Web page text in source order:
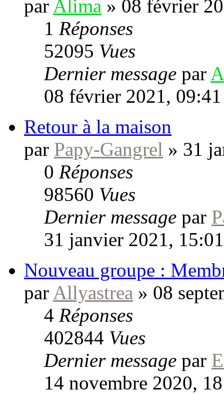
par Alima » 08 février
1 Réponses
52095 Vues
Dernier message par
08 février 2021, 09:41
Retour à la maison
par Papy-Gangrel » 31
0 Réponses
98560 Vues
Dernier message par
31 janvier 2021, 15:01
Nouveau groupe :
par Allyastrea » 08
4 Réponses
402844 Vues
Dernier message par
14 novembre 2020,